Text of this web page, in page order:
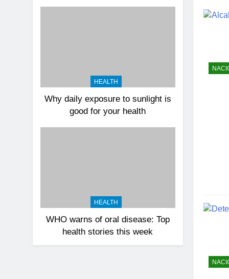
HEALTH
Why daily exposure to sunlight is
good for your health
HEALTH
WHO warns of oral disease: Top
health stories this week